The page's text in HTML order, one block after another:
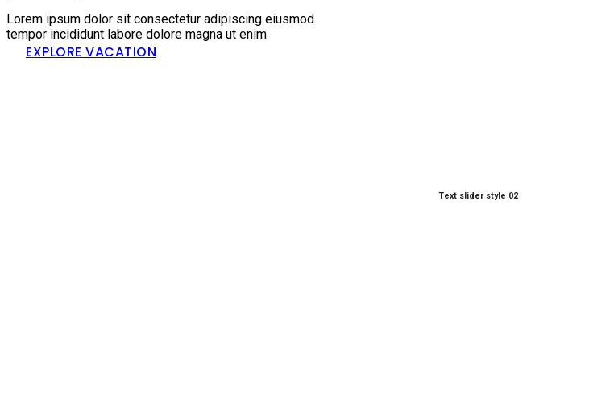
Lorem ipsum dolor sit consectetur adipiscing eiusmod
tempor incididunt labore dolore magna ut enim
EXPLORE VACATION
Text slider style 02